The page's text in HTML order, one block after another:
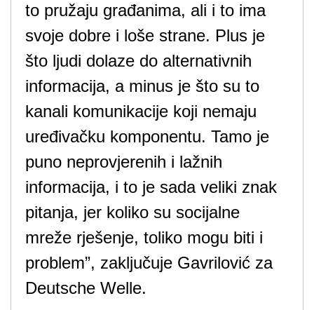
to pružaju građanima, ali i to ima
svoje dobre i loše strane. Plus je
što ljudi dolaze do alternativnih
informacija, a minus je što su to
kanali komunikacije koji nemaju
uređivačku komponentu. Tamo je
puno neprovjerenih i lažnih
informacija, i to je sada veliki znak
pitanja, jer koliko su socijalne
mreže rješenje, toliko mogu biti i
problem”, zaključuje Gavrilović za
Deutsche Welle.